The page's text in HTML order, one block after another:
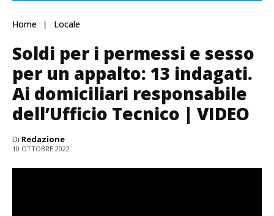
Home Locale
Soldi per i permessi e sesso
per un appalto: 13 indagati.
Ai domiciliari responsabile
dell’Ufficio Tecnico | VIDEO
Di Redazione
10 OTTOBRE 2022